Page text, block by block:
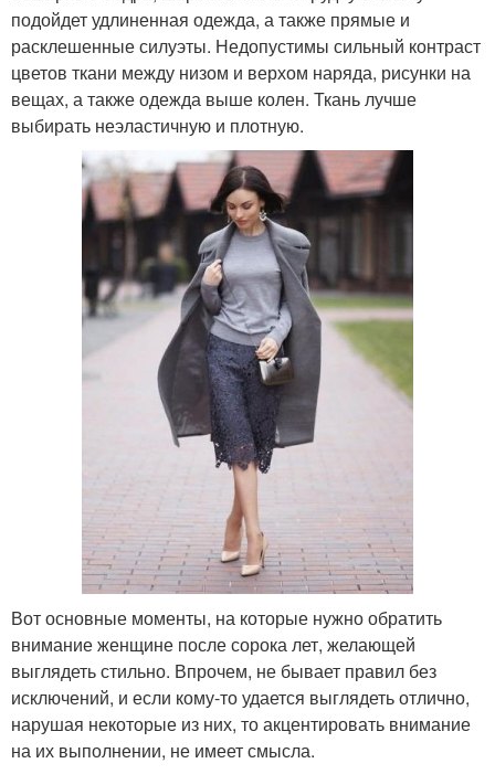
подойдет удлиненная одежда, а также прямые и
расклешенные силуэты. Недопустимы сильный контраст
цветов ткани между низом и верхом наряда, рисунки на
вещах, а также одежда выше колен. Ткань лучше
выбирать неэластичную и плотную.
Вот основные моменты, на которые нужно обратить
внимание женщине после сорока лет, желающей
выглядеть стильно. Впрочем, не бывает правил без
исключений, и если кому-то удается выглядеть отлично,
нарушая некоторые из них, то акцентировать внимание
на их выполнении, не имеет смысла.